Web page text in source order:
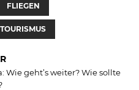
FLIEGEN
TOURISMUS
Wie geht’s weiter? Wie sollte